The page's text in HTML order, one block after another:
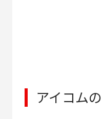
アイコム